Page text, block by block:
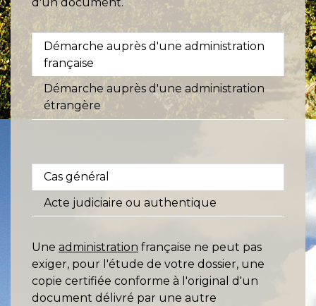
Démarche auprès d'une administration
française
Démarche auprès d'une administration
étrangère
Cas général
Acte judiciaire ou authentique
Une administration française ne peut pas
exiger, pour l'étude de votre dossier, une
copie certifiée conforme à l'original d'un
document délivré par une autre